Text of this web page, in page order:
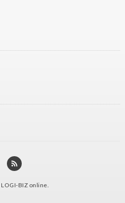
LOGI-BIZ online